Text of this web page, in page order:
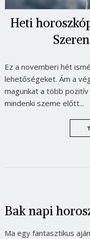
Heti
Ez a novemberi hét
lehetőségeket. Ám a
magunkat a több
mindenki szeme előtt...
Bak napi
Ma egy fantasztikus